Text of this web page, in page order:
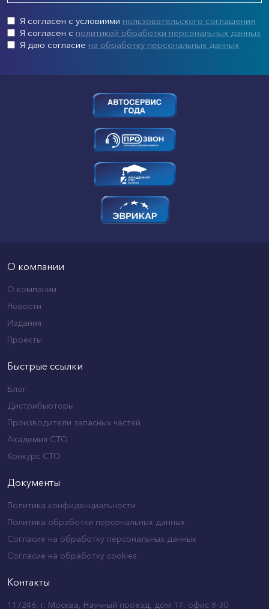
Я согласен с условиями пользовательского соглашения
Я согласен с политикой обработки персональных данных
Я даю согласие на обработку персональных данных
О компании
О компании
Новости
Издания
Проекты
Быстрые ссылки
Блог
Дистрибьюторы
Производители запасных частей
Академия СТО
Конкурс СТО
Документы
Политика конфиденциальности
Политика обработки персональных данных
Согласие на обработку персональных данных
Согласие на обработку cookies
Контакты
117246, г. Москва, Научный проезд, дом 17, офис 8-30